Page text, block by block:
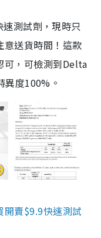
測試劑，現時只
送貨時間！這款
可，可檢測到Delta
度100%。
開賣$9.9快速測試